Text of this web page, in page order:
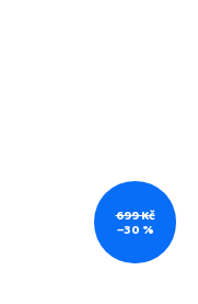
699 Kč
–30 %